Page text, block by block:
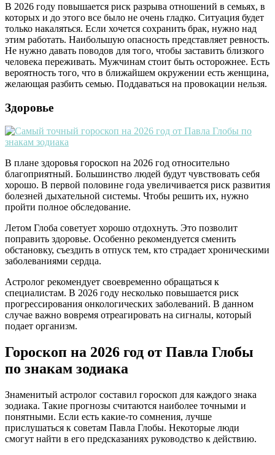
В 2026 году повышается риск разрыва отношений в семьях, в
которых и до этого все было не очень гладко. Ситуация будет
только накаляться. Если хочется сохранить брак, нужно над
этим работать. Наибольшую опасность представляет ревность.
Не нужно давать поводов для того, чтобы заставить близкого
человека переживать. Мужчинам стоит быть осторожнее. Есть
вероятность того, что в ближайшем окружении есть женщина,
желающая разбить семью. Поддаваться на провокации нельзя.
Здоровье
В плане здоровья гороскоп на 2026 год относительно
благоприятный. Большинство людей будут чувствовать себя
хорошо. В первой половине года увеличивается риск развития
болезней дыхательной системы. Чтобы решить их, нужно
пройти полное обследование.
Летом Глоба советует хорошо отдохнуть. Это позволит
поправить здоровье. Особенно рекомендуется сменить
обстановку, съездить в отпуск тем, кто страдает хроническими
заболеваниями сердца.
Астролог рекомендует своевременно обращаться к
специалистам. В 2026 году несколько повышается риск
прогрессирования онкологических заболеваний. В данном
случае важно вовремя отреагировать на сигналы, который
подает организм.
Гороскоп на 2026 год от Павла Глобы
по знакам зодиака
Знаменитый астролог составил гороскоп для каждого знака
зодиака. Такие прогнозы считаются наиболее точными и
понятными. Если есть какие-то сомнения, лучше
прислушаться к советам Павла Глобы. Некоторые люди
смогут найти в его предсказаниях руководство к действию.